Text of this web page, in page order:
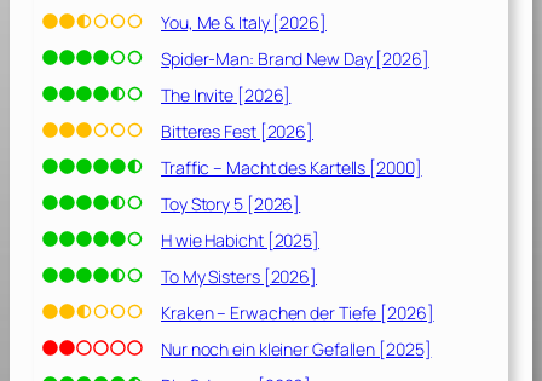
e
[
2
0
0
]
You, Me & Italy [2026]
Spider-Man: Brand New Day [2026]
The Invite [2026]
Bitteres Fest [2026]
Traffic – Macht des Kartells [2000]
Toy Story 5 [2026]
H wie Habicht [2025]
To My Sisters [2026]
Kraken – Erwachen der Tiefe [2026]
Nur noch ein kleiner Gefallen [2025]